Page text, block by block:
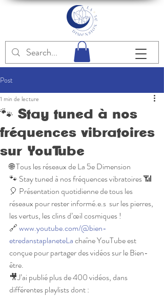
Post
🐾 Stay tuned à nos
fréquences vibratoires
sur YouTube
1 min de lecture
🌐 Tous les réseaux de La 5e Dimension
🐾 Stay tuned à nos fréquences vibratoires 📶
🎈 Présentation quotidienne de tous les
réseaux pour rester informé.e.s  sur les pierres,
les vertus, les clins d’œil cosmiques !
🔗 www.youtube.com/@bien-
etredanstaplaneteLa chaîne YouTube est
conçue pour partager des vidéos sur le Bien-
être.
🎥J’ai publié plus de 400 vidéos, dans
différentes playlists dont :